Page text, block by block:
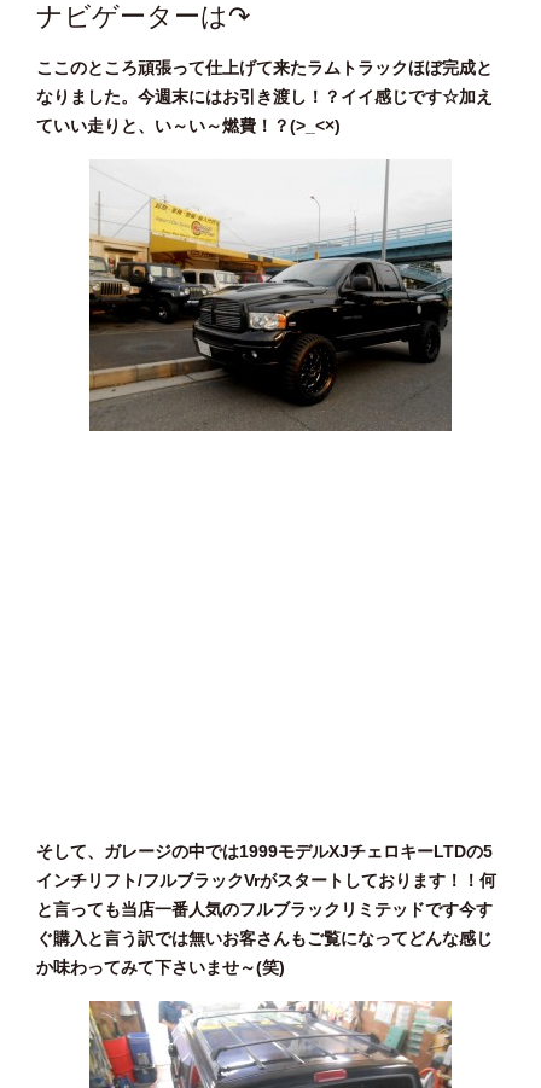
ナビゲーターは↷
ここのところ頑張って仕上げて来たラムトラックほぼ完成と
なりました。今週末にはお引き渡し！？イイ感じです☆加え
ていい走りと、い～い～燃費！？(>_<×)
そして、ガレージの中では1999モデルXJチェロキーLTDの5
インチリフト/フルブラックVrがスタートしております！！何
と言っても当店一番人気のフルブラックリミテッドです今す
ぐ購入と言う訳では無いお客さんもご覧になってどんな感じ
か味わってみて下さいませ～(笑)